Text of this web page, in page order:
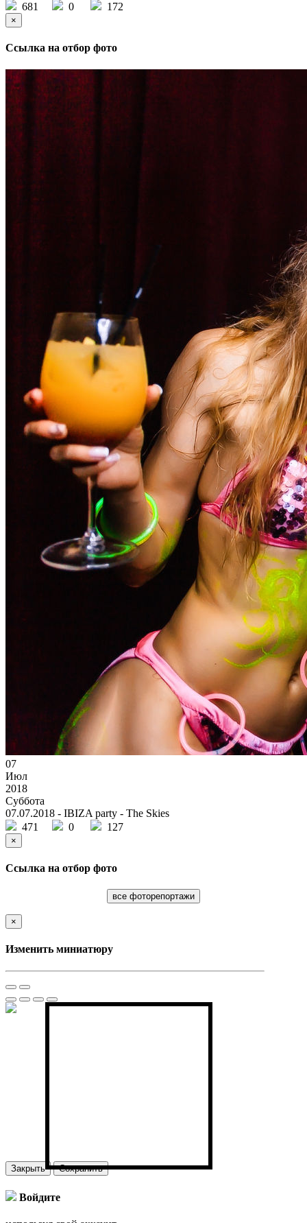
681
0 172
×
Ссылка на отбор фото
07
Июл
2018
Суббота
07.07.2018 - IBIZA party - The Skies
471
0 127
×
Ссылка на отбор фото
все фоторепортажи
×
Изменить миниатюру
Закрыть Сохранить
Войдите